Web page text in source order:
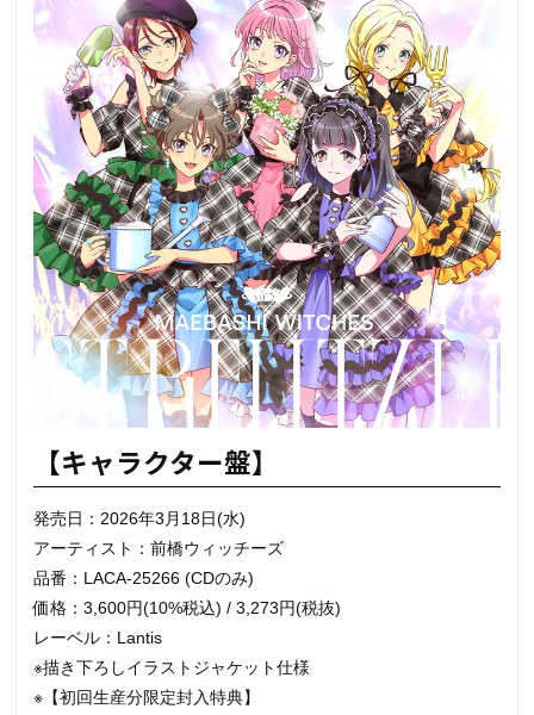
【キャラクター盤】
発売日：2026年3月18日(水)
アーティスト：前橋ウィッチーズ
品番：LACA-25266 (CDのみ)
価格：3,600円(10%税込) / 3,273円(税抜)
レーベル：Lantis
※描き下ろしイラストジャケット仕様
※【初回生産分限定封入特典】